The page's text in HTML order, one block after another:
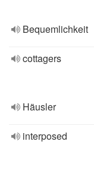
Bequemlichkeit
cottagers
Häusler
interposed